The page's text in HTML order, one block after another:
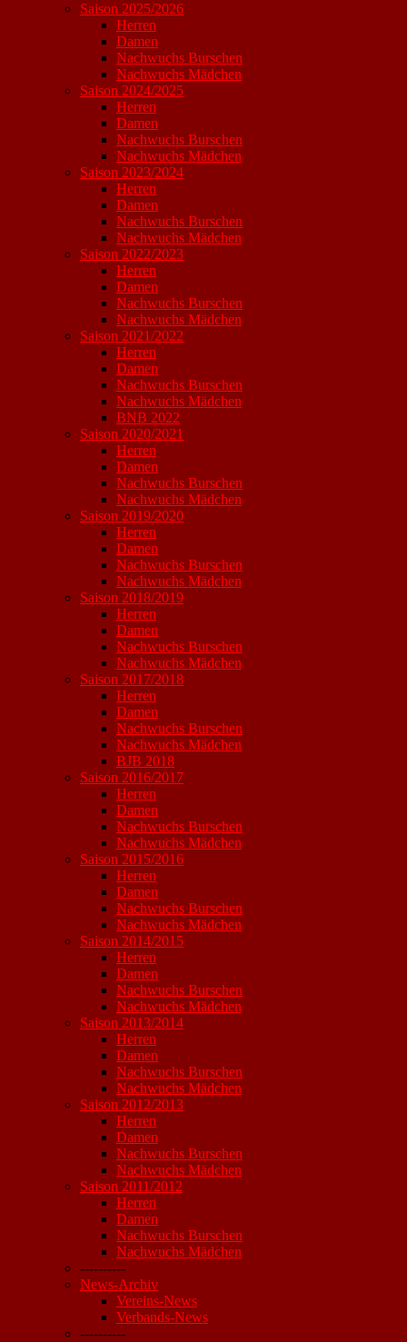
Saison 2025/2026
Herren
Damen
Nachwuchs Burschen
Nachwuchs Mädchen
Saison 2024/2025
Herren
Damen
Nachwuchs Burschen
Nachwuchs Mädchen
Saison 2023/2024
Herren
Damen
Nachwuchs Burschen
Nachwuchs Mädchen
Saison 2022/2023
Herren
Damen
Nachwuchs Burschen
Nachwuchs Mädchen
Saison 2021/2022
Herren
Damen
Nachwuchs Burschen
Nachwuchs Mädchen
BNB 2022
Saison 2020/2021
Herren
Damen
Nachwuchs Burschen
Nachwuchs Mädchen
Saison 2019/2020
Herren
Damen
Nachwuchs Burschen
Nachwuchs Mädchen
Saison 2018/2019
Herren
Damen
Nachwuchs Burschen
Nachwuchs Mädchen
Saison 2017/2018
Herren
Damen
Nachwuchs Burschen
Nachwuchs Mädchen
BJB 2018
Saison 2016/2017
Herren
Damen
Nachwuchs Burschen
Nachwuchs Mädchen
Saison 2015/2016
Herren
Damen
Nachwuchs Burschen
Nachwuchs Mädchen
Saison 2014/2015
Herren
Damen
Nachwuchs Burschen
Nachwuchs Mädchen
Saison 2013/2014
Herren
Damen
Nachwuchs Burschen
Nachwuchs Mädchen
Saison 2012/2013
Herren
Damen
Nachwuchs Burschen
Nachwuchs Mädchen
Saison 2011/2012
Herren
Damen
Nachwuchs Burschen
Nachwuchs Mädchen
----------
News-Archiv
Vereins-News
Verbands-News
----------